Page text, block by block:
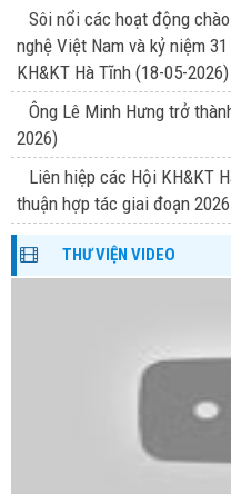
Sôi nổi các hoạt động
nghệ Việt Nam và kỷ niệm
KH&KT Hà Tĩnh (18-05-2026)
Ông Lê Minh Hưng trở
2026)
Liên hiệp các Hội KH&KT
thuận hợp tác giai đoạn
THƯ VIỆN VIDEO